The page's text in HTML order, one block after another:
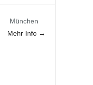
München
Mehr Info